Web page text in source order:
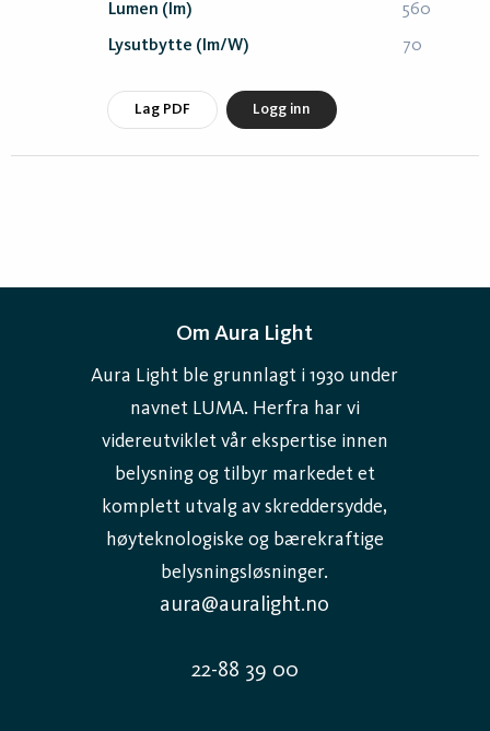
Lumen (lm) 560
Lysutbytte (lm/W) 70
Lag PDF Logg inn
Om Aura Light
Aura Light ble grunnlagt i 1930 under
navnet LUMA. Herfra har vi
videreutviklet vår ekspertise innen
belysning og tilbyr markedet et
komplett utvalg av skreddersydde,
høyteknologiske og bærekraftige
belysningsløsninger.
aura@auralight.no
22-88 39 00